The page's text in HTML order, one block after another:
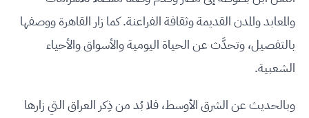
والمعابد والمدن القديمة وثقافة الفراعنة. كما زار القاهرة ووصفها
بالتفصيل، وتحدَّث عن الحياة اليومية والأسواق والأحياء
الشعبية.
وبالحديث عن الشرق الأوسط، فلا بُد من ذِكر العراق التي زارها